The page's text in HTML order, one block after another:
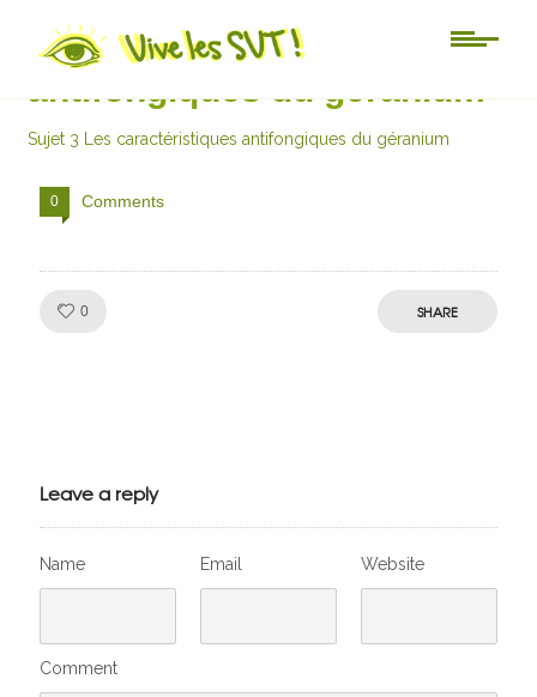
Sujet 3 Les caractéristiques
antifongiques du géranium
Sujet 3 Les caractéristiques antifongiques du géranium
0 Comments
0 SHARE
Leave a reply
Name Email Website
Comment